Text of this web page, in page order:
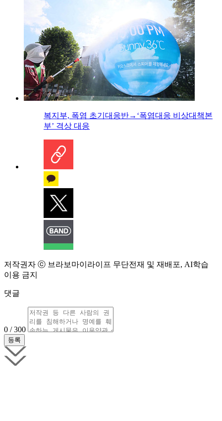
복지부, 폭염 초기대응반→‘폭염대응 비상대책본
부’ 격상 대응
저작권자 ⓒ 브라보마이라이프 무단전재 및 재배포, AI학습
이용 금지
댓글
0 / 300